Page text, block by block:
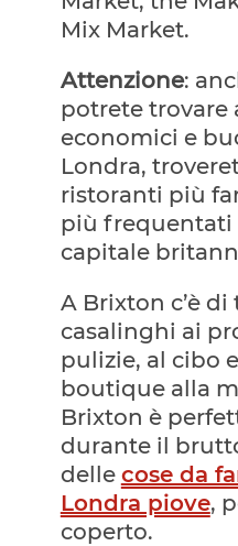
Mix Market.
Attenzione:
potrete trovare
economici e
Londra,
ristoranti più
più frequentati
capitale
A Brixton c’è
casalinghi ai
pulizie, al cibo
boutique alla
Brixton è
durante il
delle cose da
Londra piove,
coperto.